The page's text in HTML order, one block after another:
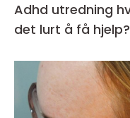
Adhd utredning hva innebærer det, og når er
det lurt å få hjelp?